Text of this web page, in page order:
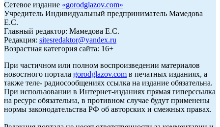
Сетевое издание «gorodglazov.com»
Учредитель Индивидуальный предприниматель Мамедова
Е.С.
Главный редактор: Мамедова Е.С.
Редакция: sitesredaktor@yandex.ru
Возрастная категория сайта: 16+
При частичном или полном воспроизведении материалов
новостного портала gorodglazov.com в печатных изданиях, а
также теле- радиосообщениях ссылка на издание обязательна.
При использовании в Интернет-изданиях прямая гиперссылка
на ресурс обязательна, в противном случае будут применены
нормы законодательства РФ об авторских и смежных правах.